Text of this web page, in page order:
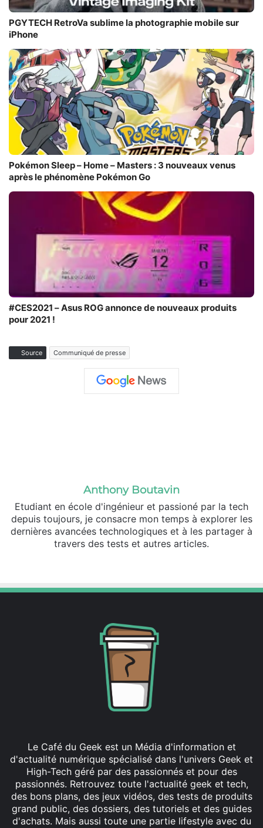
PGYTECH RetroVa sublime la photographie mobile sur
iPhone
Pokémon Sleep – Home – Masters : 3 nouveaux venus
après le phénomène Pokémon Go
#CES2021 – Asus ROG annonce de nouveaux produits
pour 2021 !
Source Communiqué de presse
Anthony Boutavin
Etudiant en école d'ingénieur et passioné par la tech
depuis toujours, je consacre mon temps à explorer les
dernières avancées technologiques et à les partager à
travers des tests et autres articles.
Le Café du Geek est un Média d'information et
d'actualité numérique spécialisé dans l'univers Geek et
High-Tech géré par des passionnés et pour des
passionnés. Retrouvez toute l'actualité geek et tech,
des bons plans, des jeux vidéos, des tests de produits
grand public, des dossiers, des tutoriels et des guides
d'achats. Mais aussi toute une partie lifestyle avec du